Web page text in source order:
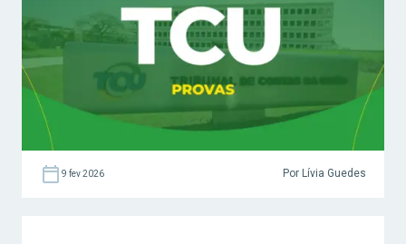
9 fev 2026 Por Lívia Guedes